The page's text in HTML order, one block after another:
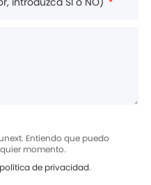
introduzca SÍ o NO) *
Entiendo que puedo
momento.
política de privacidad.